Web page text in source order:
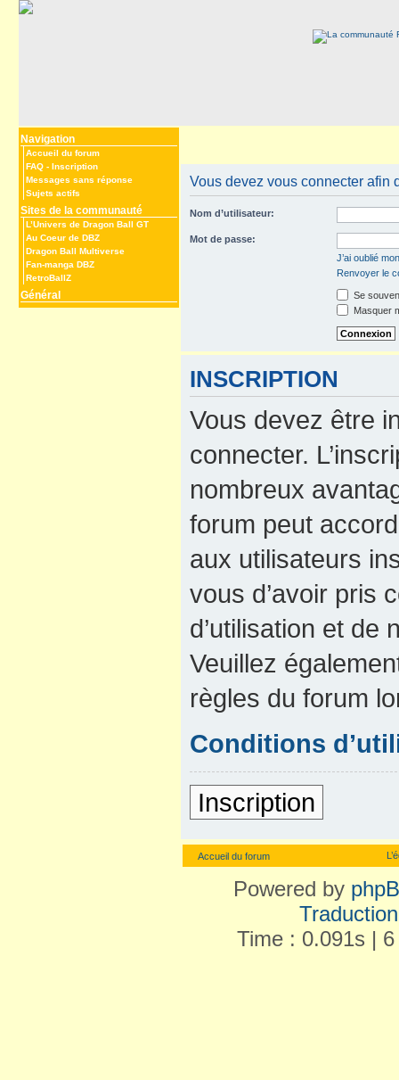
Navigation
Accueil du forum
FAQ - Inscription
Messages sans réponse
Sujets actifs
Sites de la communauté
L’Univers de Dragon Ball GT
Au Coeur de DBZ
Dragon Ball Multiverse
Fan-manga DBZ
RetroBallZ
Général
Vous devez vous connecter afin
Nom d’utilisateur:
Mot de passe:
J’ai oublié
Renvoyer le
Se
Masquer
INSCRIPTION
Vous devez être
connecter.
nombreux
forum peut
aux utilisateurs
vous d’avoir pris
d’utilisation et de
Veuillez
règles du forum
Conditions
Inscription
Accueil du forum
Powered by
Time : 0.091s |